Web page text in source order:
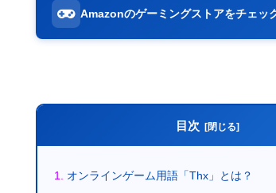
Amazonのゲーミングストアをチェッ
目次
オンラインゲーム用語「Thx」とは？